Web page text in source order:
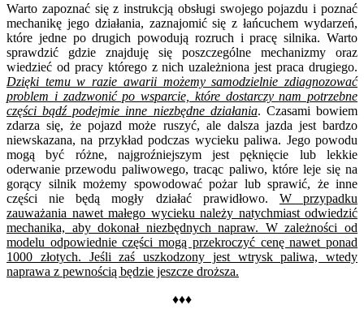
Warto zapoznać się z instrukcją obsługi swojego pojazdu i poznać
mechanikę jego działania, zaznajomić się z łańcuchem wydarzeń,
które jedne po drugich powodują rozruch i pracę silnika. Warto
sprawdzić gdzie znajduję się poszczególne mechanizmy oraz
wiedzieć od pracy którego z nich uzależniona jest praca drugiego.
Dzięki temu w razie awarii możemy samodzielnie zdiagnozować
problem i zadzwonić po wsparcie, które dostarczy nam potrzebne
części bądź podejmie inne niezbędne działania. Czasami bowiem
zdarza się, że pojazd może ruszyć, ale dalsza jazda jest bardzo
niewskazana, na przykład podczas wycieku paliwa. Jego powodu
mogą być różne, najgroźniejszym jest pęknięcie lub lekkie
oderwanie przewodu paliwowego, tracąc paliwo, które leje się na
gorący silnik możemy spowodować pożar lub sprawić, że inne
części nie będą mogły działać prawidłowo. W przypadku
zauważania nawet małego wycieku należy natychmiast odwiedzić
mechanika, aby dokonał niezbędnych napraw. W zależności od
modelu odpowiednie części mogą przekroczyć cenę nawet ponad
1000 złotych. Jeśli zaś uszkodzony jest wtrysk paliwa, wtedy
naprawa z pewnością będzie jeszcze droższa.
♦♦♦